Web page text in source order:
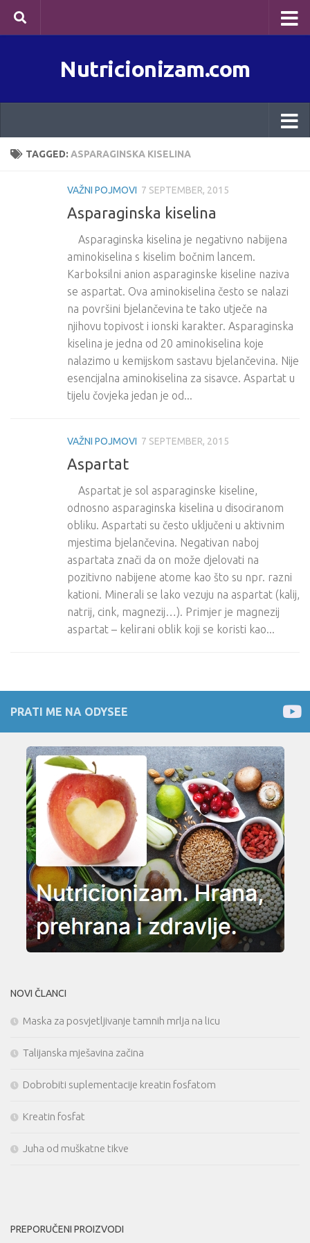
Skip to content
Nutricionizam.com
TAGGED: ASPARAGINSKA KISELINA
VAŽNI POJMOVI 7 SEPTEMBER, 2015
Asparaginska kiselina
Asparaginska kiselina je negativno nabijena
aminokiselina s kiselim bočnim lancem.
Karboksilni anion asparaginske kiseline naziva
se aspartat. Ova aminokiselina često se nalazi
na površini bjelančevina te tako utječe na
njihovu topivost i ionski karakter. Asparaginska
kiselina je jedna od 20 aminokiselina koje
nalazimo u kemijskom sastavu bjelančevina. Nije
esencijalna aminokiselina za sisavce. Aspartat u
tijelu čovjeka jedan je od...
VAŽNI POJMOVI 7 SEPTEMBER, 2015
Aspartat
Aspartat je sol asparaginske kiseline,
odnosno asparaginska kiselina u disociranom
obliku. Aspartati su često uključeni u aktivnim
mjestima bjelančevina. Negativan naboj
aspartata znači da on može djelovati na
pozitivno nabijene atome kao što su npr. razni
kationi. Minerali se lako vezuju na aspartat (kalij,
natrij, cink, magnezij…). Primjer je magnezij
aspartat – kelirani oblik koji se koristi kao...
PRATI ME NA ODYSEE
NOVI ČLANCI
Maska za posvjetljivanje tamnih mrlja na licu
Talijanska mješavina začina
Dobrobiti suplementacije kreatin fosfatom
Kreatin fosfat
Juha od muškatne tikve
PREPORUČENI PROIZVODI